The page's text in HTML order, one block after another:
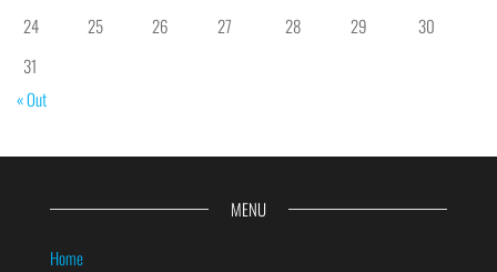
24
25 26 27 28 29
30
31
« Out
MENU
Home